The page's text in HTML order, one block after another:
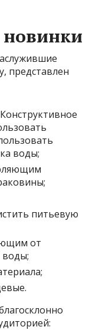
новинки
представлен
воды;
питьевую
от
воды;